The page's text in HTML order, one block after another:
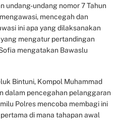
undang-undang nomor 7 Tahun
mencegah dan
ini apa yang dilaksanakan
mengatur pertandingan
mengatakan Bawaslu
Bintuni, Kompol Muhammad
dalam pencegahan pelanggaran
Polres mencoba membagi ini
di mana tahapan awal